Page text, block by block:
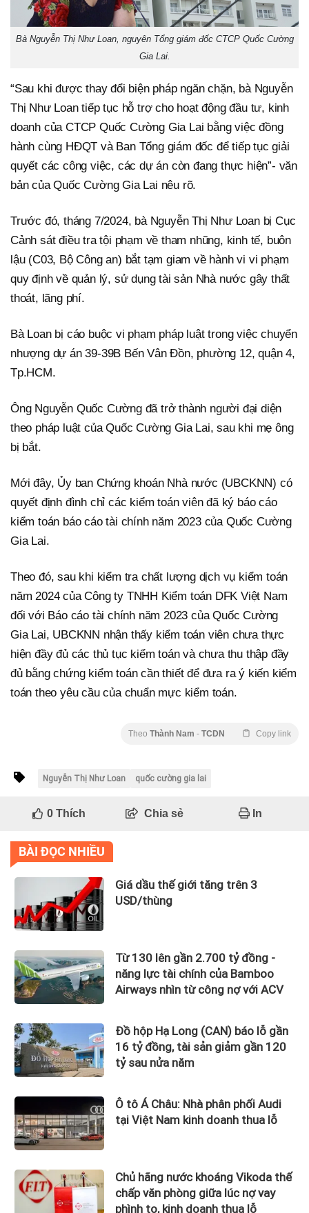
Bà Nguyễn Thị Như Loan, nguyên Tổng giám đốc CTCP Quốc Cường
Gia Lai.
“Sau khi được thay đổi biện pháp ngăn chặn, bà Nguyễn
Thị Như Loan tiếp tục hỗ trợ cho hoạt động đầu tư, kinh
doanh của CTCP Quốc Cường Gia Lai bằng việc đồng
hành cùng HĐQT và Ban Tổng giám đốc để tiếp tục giải
quyết các công việc, các dự án còn đang thực hiện”- văn
bản của Quốc Cường Gia Lai nêu rõ.
Trước đó, tháng 7/2024, bà Nguyễn Thị Như Loan bị Cục
Cảnh sát điều tra tội phạm về tham nhũng, kinh tế, buôn
lậu (C03, Bộ Công an) bắt tạm giam về hành vi vi phạm
quy định về quản lý, sử dụng tài sản Nhà nước gây thất
thoát, lãng phí.
Bà Loan bị cáo buộc vi phạm pháp luật trong việc chuyển
nhượng dự án 39-39B Bến Vân Đồn, phường 12, quận 4,
Tp.HCM.
Ông Nguyễn Quốc Cường đã trở thành người đại diện
theo pháp luật của Quốc Cường Gia Lai, sau khi mẹ ông
bị bắt.
Mới đây, Ủy ban Chứng khoán Nhà nước (UBCKNN) có
quyết định đình chỉ các kiểm toán viên đã ký báo cáo
kiểm toán báo cáo tài chính năm 2023 của Quốc Cường
Gia Lai.
Theo đó, sau khi kiểm tra chất lượng dịch vụ kiểm toán
năm 2024 của Công ty TNHH Kiểm toán DFK Việt Nam
đối với Báo cáo tài chính năm 2023 của Quốc Cường
Gia Lai, UBCKNN nhận thấy kiểm toán viên chưa thực
hiện đầy đủ các thủ tục kiểm toán và chưa thu thập đầy
đủ bằng chứng kiểm toán cần thiết để đưa ra ý kiến kiểm
toán theo yêu cầu của chuẩn mực kiểm toán.
Theo Thành Nam - TCDN Copy link
Nguyễn Thị Như Loan quốc cường gia lai
0Thích Chia sẻ In
BÀI ĐỌC NHIỀU
Giá dầu thế giới tăng trên 3
USD/thùng
Từ 130 lên gần 2.700 tỷ đồng -
năng lực tài chính của Bamboo
Airways nhìn từ công nợ với ACV
Đồ hộp Hạ Long (CAN) báo lỗ gần
16 tỷ đồng, tài sản giảm gần 120
tỷ sau nửa năm
Ô tô Á Châu: Nhà phân phối Audi
tại Việt Nam kinh doanh thua lỗ
Chủ hãng nước khoáng Vikoda thế
chấp văn phòng giữa lúc nợ vay
phình to, kinh doanh thua lỗ